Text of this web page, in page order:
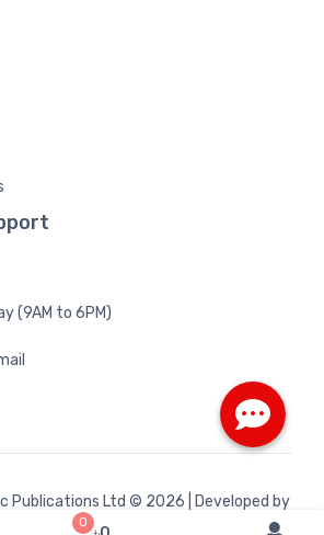
(9AM to 6PM)
Publications Ltd © 2026 | Developed by
0